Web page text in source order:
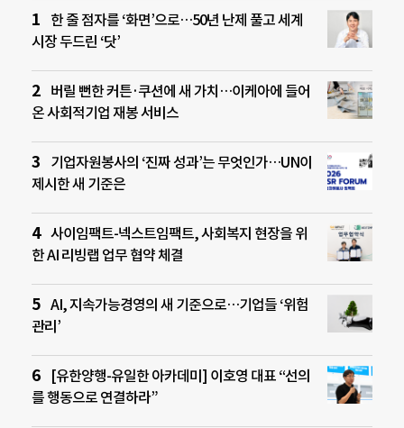
한 줄 점자를 ‘화면’으로…50년 난제 풀고 세계
시장 두드린 ‘닷’
버릴 뻔한 커튼·쿠션에 새 가치…이케아에 들어
온 사회적기업 재봉 서비스
기업자원봉사의 ‘진짜 성과’는 무엇인가…UN이
제시한 새 기준은
사이임팩트-넥스트임팩트, 사회복지 현장을 위
한 AI 리빙랩 업무 협약 체결
AI, 지속가능경영의 새 기준으로…기업들 ‘위험
관리’
[유한양행-유일한 아카데미] 이호영 대표 “선의
를 행동으로 연결하라”